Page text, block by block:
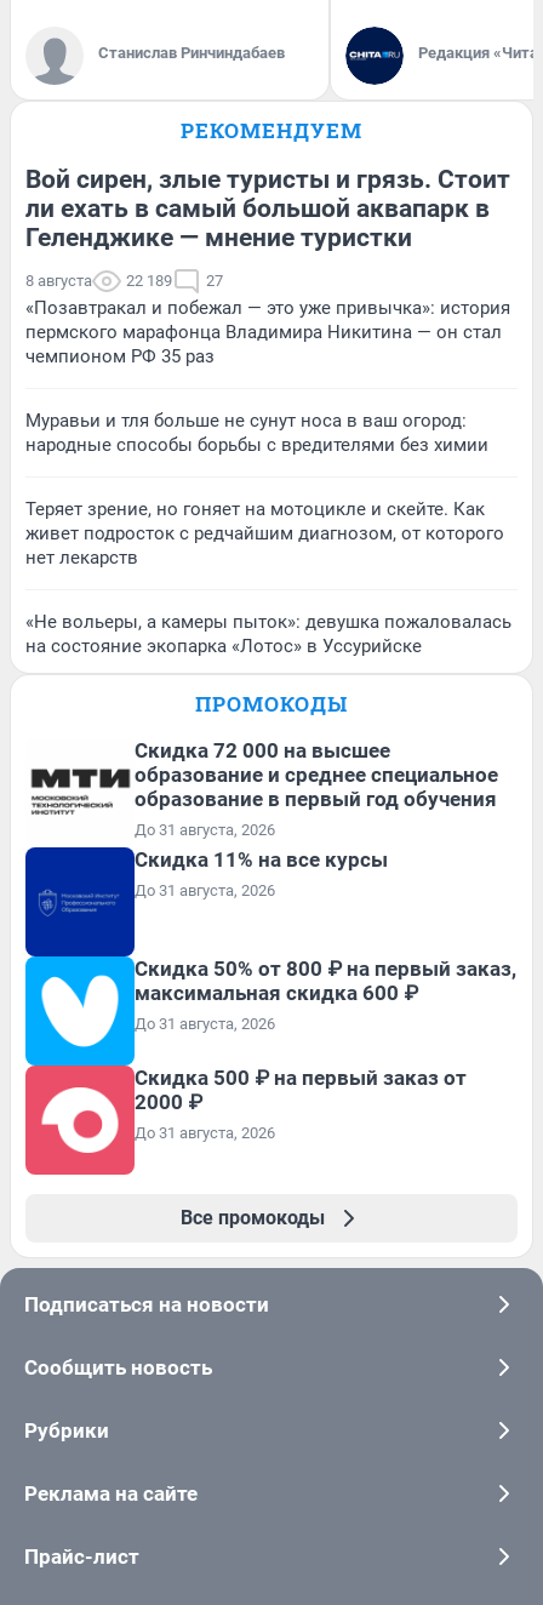
Станислав Ринчиндабаев Редакция
РЕКОМЕНДУЕМ
Вой сирен, злые туристы и грязь. Стоит
ли ехать в самый большой аквапарк в
Геленджике — мнение туристки
8 августа 22 189 27
«Позавтракал и побежал — это уже привычка»: история
пермского марафонца Владимира Никитина — он стал
чемпионом РФ 35 раз
Муравьи и тля больше не сунут носа в ваш огород:
народные способы борьбы с вредителями без химии
Теряет зрение, но гоняет на мотоцикле и скейте. Как
живет подросток с редчайшим диагнозом, от которого
нет лекарств
«Не вольеры, а камеры пыток»: девушка пожаловалась
на состояние экопарка «Лотос» в Уссурийске
ПРОМОКОДЫ
Скидка 72 000 на высшее
образование и среднее специальное
образование в первый год обучения
До 31 августа, 2026
Скидка 11% на все курсы
До 31 августа, 2026
Скидка 50% от 800 ₽ на первый заказ,
максимальная скидка 600 ₽
До 31 августа, 2026
Скидка 500 ₽ на первый заказ от
2000 ₽
До 31 августа, 2026
Все промокоды
Подписаться на новости
Сообщить новость
Рубрики
Реклама на сайте
Прайс-лист